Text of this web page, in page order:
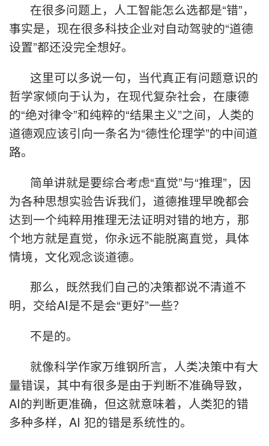
在很多问题上，人工智能怎么选都是“错”，
事实是，现在很多科技企业对自动驾驶的“道德
设置”都还没完全想好。
这里可以多说一句，当代真正有问题意识的
哲学家倾向于认为，在现代复杂社会，在康德
的“绝对律令”和纯粹的“结果主义”之间，人类的
道德观应该引向一条名为“德性伦理学”的中间道
路。
简单讲就是要综合考虑“直觉”与“推理”，因
为各种思想实验告诉我们，道德推理早晚都会
达到一个纯粹用推理无法证明对错的地方，那
个地方就是直觉，你永远不能脱离直觉，具体
情境，文化观念谈道德。
那么，既然我们自己的决策都说不清道不
明，交给AI是不是会“更好”一些？
不是的。
就像科学作家万维钢所言，人类决策中有大
量错误，其中有很多是由于判断不准确导致，
AI的判断更准确，但这就意味着，人类犯的错
多种多样，AI 犯的错是系统性的。